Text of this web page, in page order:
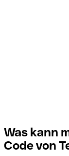
Was kann
Code von